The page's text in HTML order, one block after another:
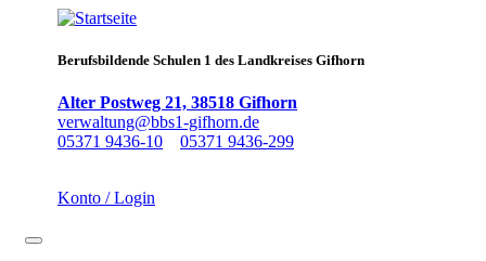
Berufsbildende Schulen 1 des Landkreises Gifhorn
Alter Postweg 21, 38518 Gifhorn
verwaltung@bbs1-gifhorn.de
05371 9436-10
05371 9436-299
Konto / Login
Navigation aktivieren/deaktivieren